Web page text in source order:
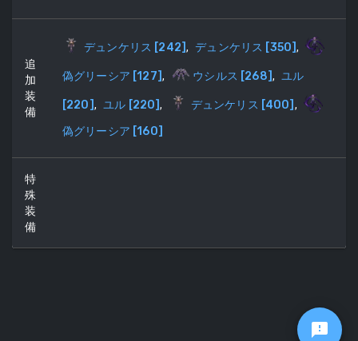
追
加
装
備
デュンケリス [242], デュンケリス [350],
偽グリーシア [127], ウシルス [268], ユル
[220], ユル [220], デュンケリス [400] ,
偽グリーシア [160]
特
殊
装
備